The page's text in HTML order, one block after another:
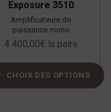
Exposure 3510
Amplificateurs de
puissance mono
4 400,00€ la paire
CHOIX DES OPTIONS